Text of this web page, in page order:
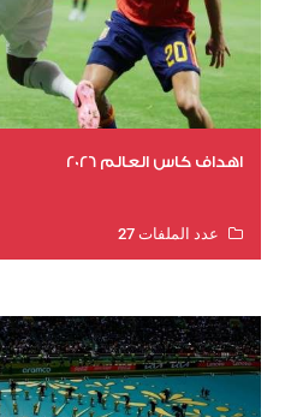
اهداف كاس العالم 2026
عدد الملفات 27